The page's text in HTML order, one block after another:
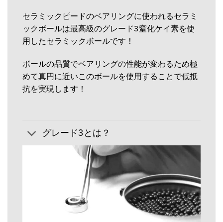
セラミックピードのベアリングに使われるセラミ
ックボールは最高級のグレード3窒化ケイ素を使
用したセラミックボールです！
ボールの品質でベアリングの性能が変わるため極
めて真円に近いこのボールを使用することで低抵
抗を実現します！
グレード3とは？